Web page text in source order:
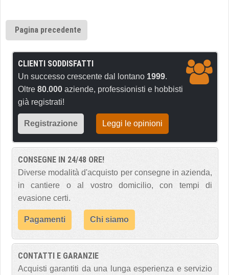
Pagina precedente
CLIENTI SODDISFATTI
Un successo crescente dal lontano 1999.
Oltre 80.000 aziende, professionisti e hobbisti
già registrati!
Registrazione Leggi le opinioni
CONSEGNE IN 24/48 ORE!
Diverse modalità d'acquisto per consegne in azienda,
in cantiere o al vostro domicilio, con tempi di
evasione certi.
Pagamenti Chi siamo
CONTATTI E GARANZIE
Acquisti garantiti da una lunga esperienza e servizio